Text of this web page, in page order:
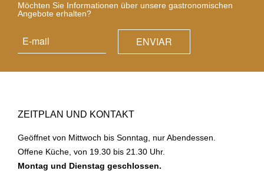
Möchten Sie Informationen über unsere gastronomischen
Angebote erhalten?
ZEITPLAN UND KONTAKT
Geöffnet von Mittwoch bis Sonntag, nur Abendessen.
Offene Küche, von 19.30 bis 21.30 Uhr.
Montag und Dienstag geschlossen.